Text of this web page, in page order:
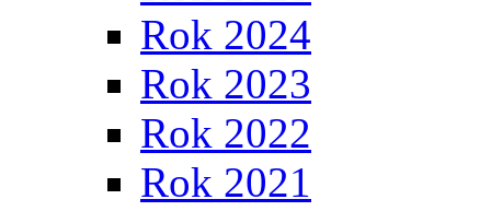
Rok 2024
Rok 2023
Rok 2022
Rok 2021